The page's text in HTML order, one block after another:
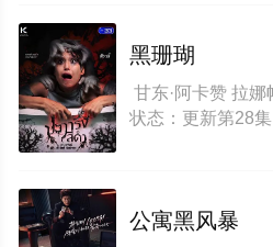
黑珊瑚
状态：更新第28集
公寓黑风暴